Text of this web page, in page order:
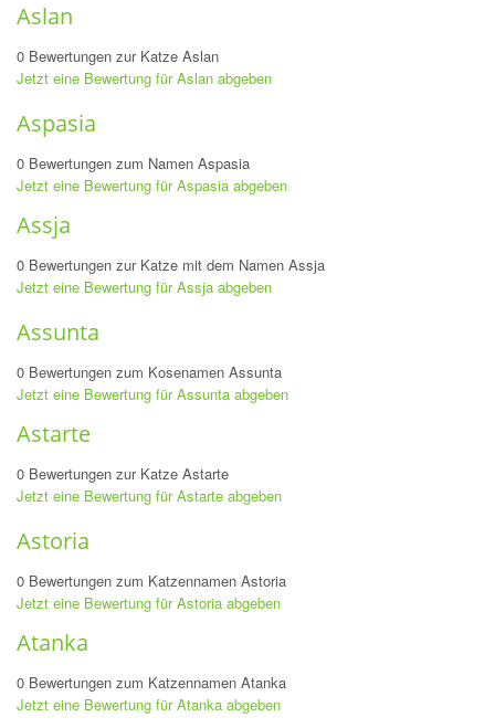
Aslan
0 Bewertungen zur Katze Aslan
Jetzt eine Bewertung für Aslan abgeben
Aspasia
0 Bewertungen zum Namen Aspasia
Jetzt eine Bewertung für Aspasia abgeben
Assja
0 Bewertungen zur Katze mit dem Namen Assja
Jetzt eine Bewertung für Assja abgeben
Assunta
0 Bewertungen zum Kosenamen Assunta
Jetzt eine Bewertung für Assunta abgeben
Astarte
0 Bewertungen zur Katze Astarte
Jetzt eine Bewertung für Astarte abgeben
Astoria
0 Bewertungen zum Katzennamen Astoria
Jetzt eine Bewertung für Astoria abgeben
Atanka
0 Bewertungen zum Katzennamen Atanka
Jetzt eine Bewertung für Atanka abgeben